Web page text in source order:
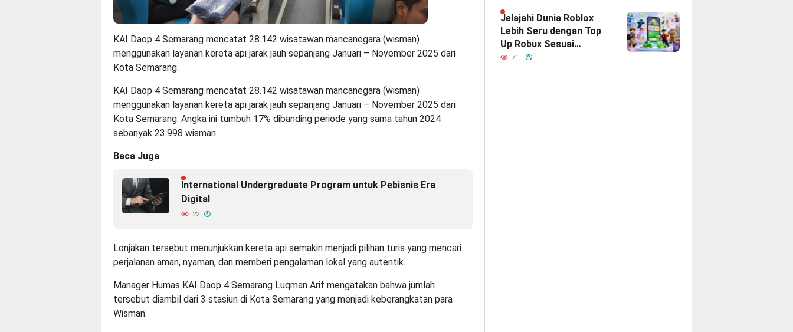
KAI Daop 4 Semarang mencatat 28.142 wisatawan mancanegara (wisman)
menggunakan layanan kereta api jarak jauh sepanjang Januari – November 2025 dari
Kota Semarang.
KAI Daop 4 Semarang mencatat 28.142 wisatawan mancanegara (wisman)
menggunakan layanan kereta api jarak jauh sepanjang Januari – November 2025 dari
Kota Semarang. Angka ini tumbuh 17% dibanding periode yang sama tahun 2024
sebanyak 23.998 wisman.
Baca Juga
International Undergraduate Program untuk Pebisnis Era
Digital
22
Lonjakan tersebut menunjukkan kereta api semakin menjadi pilihan turis yang mencari
perjalanan aman, nyaman, dan memberi pengalaman lokal yang autentik.
Manager Humas KAI Daop 4 Semarang Luqman Arif mengatakan bahwa jumlah
tersebut diambil dari 3 stasiun di Kota Semarang yang menjadi keberangkatan para
Wisman.
Indonesia
Jelajahi Dunia Roblox
Lebih Seru dengan Top
Up Robux Sesuai
Kebutuhan
71